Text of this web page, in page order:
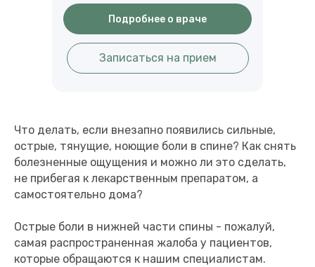
Подробнее о враче
Записаться на прием
Что делать, если внезапно появились сильные,
острые, тянущие, ноющие боли в спине? Как снять
болезненные ощущения и можно ли это сделать,
не прибегая к лекарственным препаратом, а
самостоятельно дома?
Острые боли в нижней части спины - пожалуй,
самая распространенная жалоба у пациентов,
которые обращаются к нашим специалистам.